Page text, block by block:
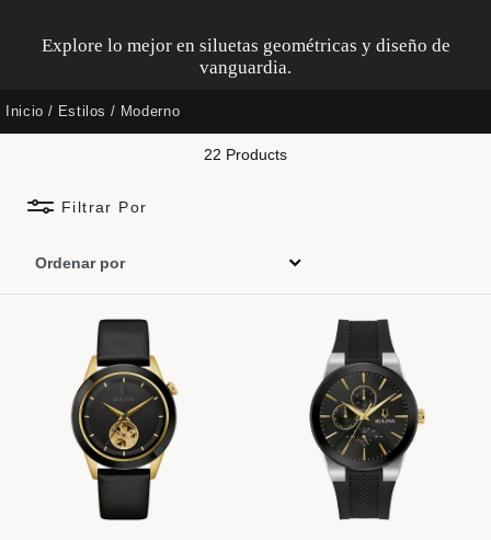
Explore lo mejor en siluetas geométricas y diseño de
vanguardia.
Inicio Estilos Moderno
22 Products
Filtrar Por